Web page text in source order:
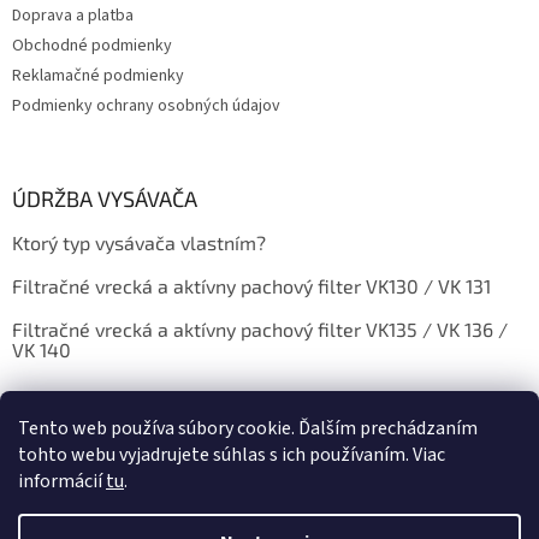
Tento web používa súbory cookie. Ďalším prechádzaním
tohto webu vyjadrujete súhlas s ich používaním. Viac
informáciítu.
Doprava a platba
Obchodné podmienky
Reklamačné podmienky
Podmienky ochrany osobných údajov
ÚDRŽBA VYSÁVAČA
Ktorý typ vysávača vlastním?
Filtračné vrecká a aktívny pachový filter VK130 / VK 131
Filtračné vrecká a aktívny pachový filter VK135 / VK 136 /
VK 140